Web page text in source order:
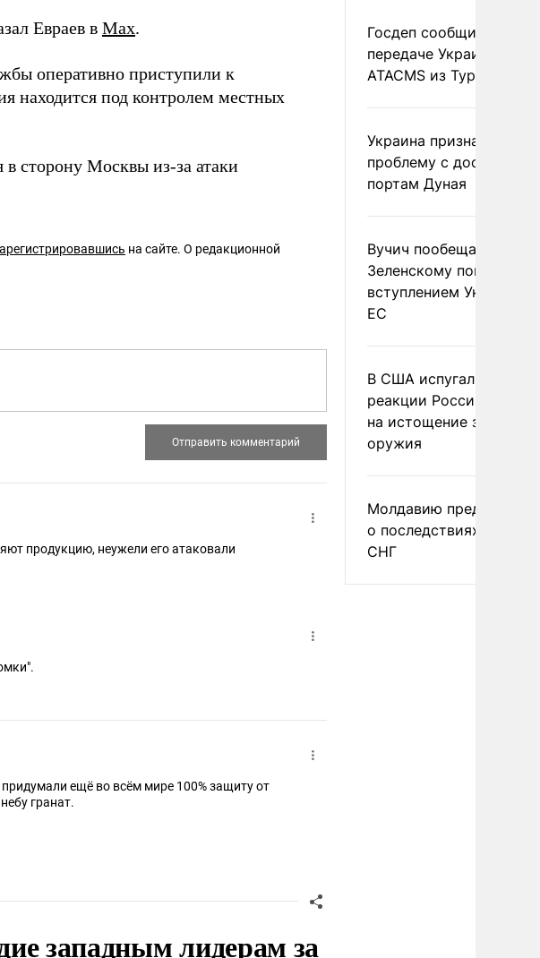
Евраев в Max.
оперативно приступили к
находится под контролем местных
в сторону Москвы из-за атаки
на сайте. О редакционной
продукцию, неужели его атаковали
ещё во всём мире 100% защиту от
гранат.
западным лидерам за
Госдеп сообщил о
передаче Украине
ATACMS из Турции
Украина признала
проблему с доступом к
портам Дуная
Вучич пообещал
Зеленскому помочь со
вступлением Украины в
ЕС
В США испугались
реакции России и
на истощение запасов
оружия
Молдавию
о последствиях выхода
СНГ